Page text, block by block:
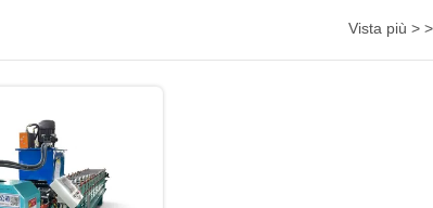
Vista più > >